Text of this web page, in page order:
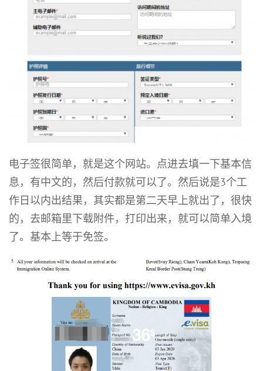
电子签很简单，就是这个网站。点进去填一下基本信
息，有中文的，然后付款就可以了。然后说是3个工
作日以内出结果，其实都是第二天早上就出了，很快
的，去邮箱里下载附件，打印出来，就可以简单入境
了。基本上等于免签。